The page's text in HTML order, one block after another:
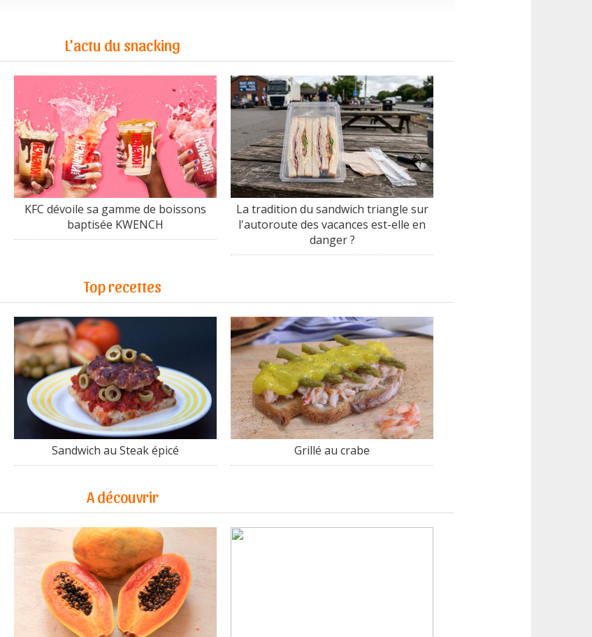
L'actu du snacking
KFC dévoile sa gamme de boissons
baptisée KWENCH
La tradition du sandwich triangle sur
l'autoroute des vacances est-elle en
danger ?
Top recettes
Sandwich au Steak épicé Grillé au crabe
A découvrir